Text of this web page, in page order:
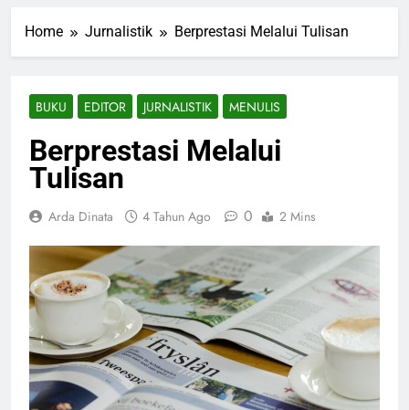
Home Jurnalistik Berprestasi Melalui Tulisan
BUKU EDITOR JURNALISTIK MENULIS
Berprestasi Melalui
Tulisan
Arda Dinata 4 Tahun Ago 0 2 Mins